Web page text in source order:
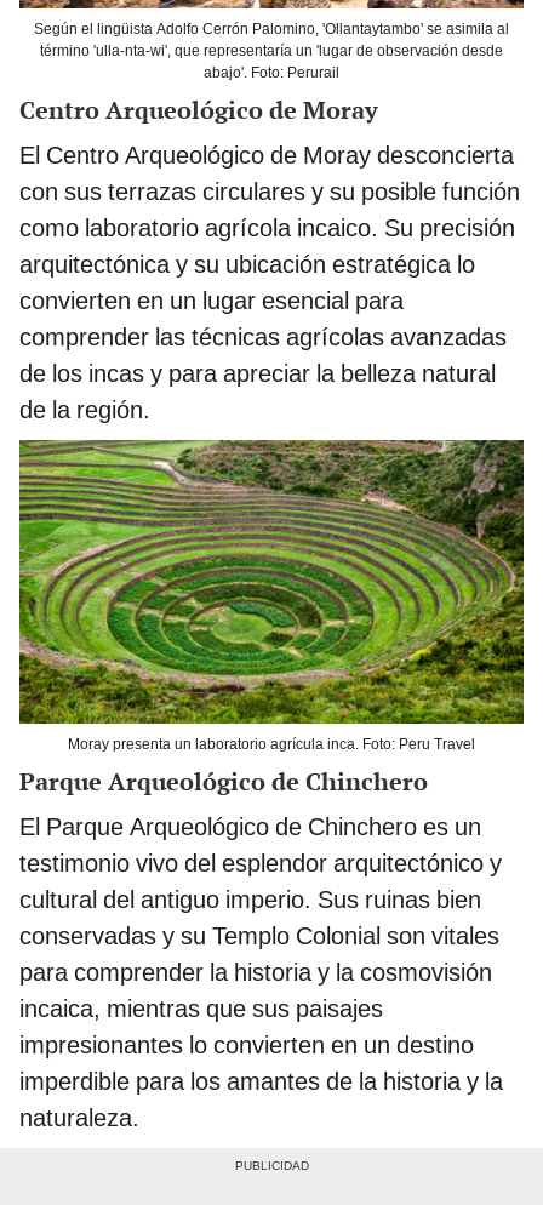
Según el lingüista Adolfo Cerrón Palomino, 'Ollantaytambo' se asimila al
término 'ulla-nta-wi', que representaría un 'lugar de observación desde
abajo'. Foto: Perurail
Centro Arqueológico de Moray
El Centro Arqueológico de Moray desconcierta
con sus terrazas circulares y su posible función
como laboratorio agrícola incaico. Su precisión
arquitectónica y su ubicación estratégica lo
convierten en un lugar esencial para
comprender las técnicas agrícolas avanzadas
de los incas y para apreciar la belleza natural
de la región.
Moray presenta un laboratorio agrícula inca. Foto: Peru Travel
Parque Arqueológico de Chinchero
El Parque Arqueológico de Chinchero es un
testimonio vivo del esplendor arquitectónico y
cultural del antiguo imperio. Sus ruinas bien
conservadas y su Templo Colonial son vitales
para comprender la historia y la cosmovisión
incaica, mientras que sus paisajes
impresionantes lo convierten en un destino
imperdible para los amantes de la historia y la
naturaleza.